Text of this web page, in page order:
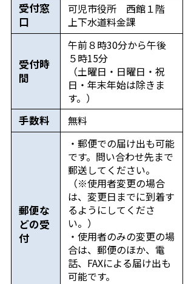
受付窓
口
可児市役所 西館１階
上下水道料金課
受付時
間
午前８時30分から午後
５時15分
（土曜日・日曜日・祝
日・年末年始は除きま
す。）
手数料
無料
郵便な
どの受
付
・郵便での届け出も可能
です。問い合わせ先まで
郵送してください。
（※使用者変更の場合
は、変更日までに到着す
るようにしてくださ
い。）
・使用者のみの変更の場
合は、郵便のほか、電
話、FAXによる届け出も
可能です。